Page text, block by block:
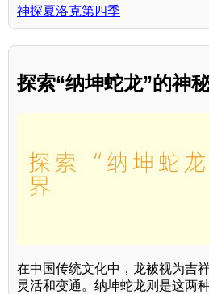
神探夏洛克第四季
探索“纳坤蛇龙”的神
在中国传统文化中，龙被视为吉
灵活和变通。纳坤蛇龙则是这两